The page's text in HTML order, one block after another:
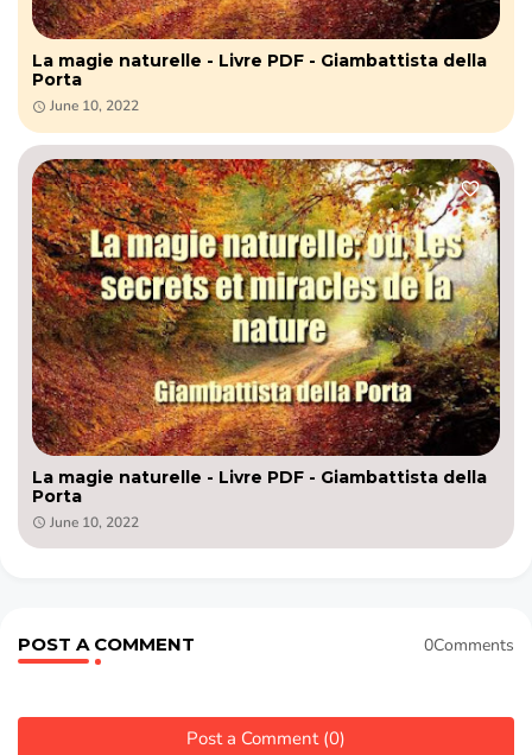
La magie naturelle - Livre PDF - Giambattista della
Porta
June 10, 2022
La magie naturelle - Livre PDF - Giambattista della
Porta
June 10, 2022
POST A COMMENT 0Comments
Post a Comment (0)